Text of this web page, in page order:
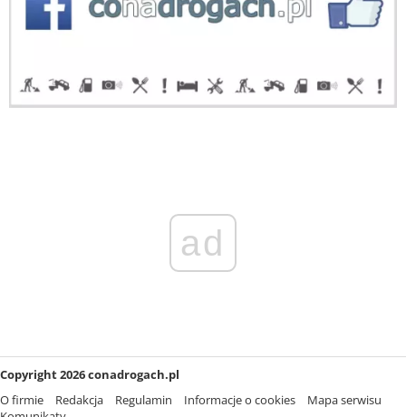
ad
Copyright 2026 conadrogach.pl
O firmie
Redakcja Regulamin Informacje o cookies
Mapa serwisu